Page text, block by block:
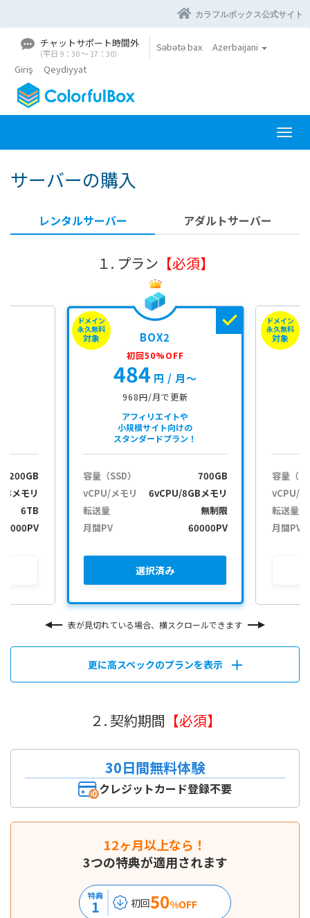
カラフルボックス公式サイト
チャットサポート時間外
（平日 9：30 〜 17：30）
Səbətə bax
Azerbaijani
Giriş
Qeydiyyat
N
a
k
e
ç
i
サーバーの購入
レンタルサーバー アダルトサーバー
１. プラン 【必須】
200GB
メモリ
6TB
ドメイン
永久無料
対象 BOX2
初回50%OFF
484 円 / 月〜
968円/月で更新
アフィリエイトや
小規模サイト向けの
スタンダードプラン！
容量（SSD）
700GB
vCPU/メモリ
6vCPU/8GBメモリ
転送量
無制限
月間PV
60000PV
選択済み
ドメイン
永久無料
対象
容量（
vCPU/
転送量
月間PV
表が見切れている場合、横スクロールできます
更に高スペックのプランを表示
２. 契約期間 【必須】
30日間無料体験
クレジットカード登録不要
12ヶ月以上なら！
3つの特典が適用されます
特典
1 初回50%OFF